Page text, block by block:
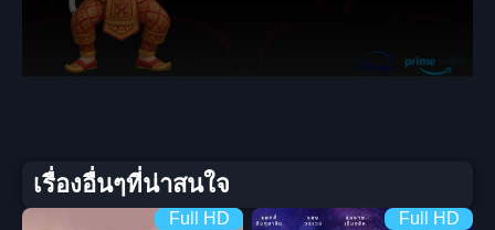
เรื่องอื่นๆที่น่าสนใจ
Full HD Full HD